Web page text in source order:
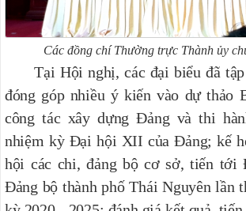
Các đồng chí Thường trực Thành ủy
Tại Hội nghị, các đại biểu đã tập
đóng góp nhiều ý kiến vào dự thảo
công tác xây dựng Đảng và thi
nhiệm kỳ Đại hội XII của Đảng; kế
hội các chi, đảng bộ cơ sở, tiến tới
Đảng bộ thành phố Thái Nguyên lần